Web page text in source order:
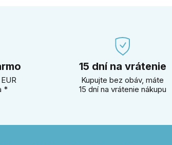
*
15 dní na vrátenie
Kupujte bez obáv, máte
15 dní na vrátenie nákupu